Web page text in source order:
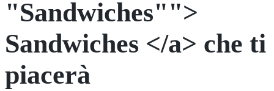
"Sandwiches"">
Sandwiches </a> che ti
piacerà